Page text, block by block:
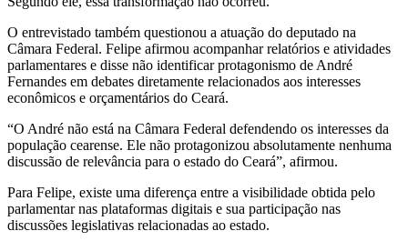
O entrevistado também questionou a atuação do deputado na
Câmara Federal. Felipe afirmou acompanhar relatórios e atividades
parlamentares e disse não identificar protagonismo de André
Fernandes em debates diretamente relacionados aos interesses
econômicos e orçamentários do Ceará.
“O André não está na Câmara Federal defendendo os interesses da
população cearense. Ele não protagonizou absolutamente nenhuma
discussão de relevância para o estado do Ceará”, afirmou.
Para Felipe, existe uma diferença entre a visibilidade obtida pelo
parlamentar nas plataformas digitais e sua participação nas
discussões legislativas relacionadas ao estado.